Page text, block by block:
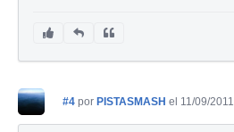
#4 por PISTASMASH el 11/09/2011